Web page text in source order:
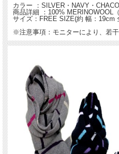
カラー ：SILVER・NAVY・
商品詳細 ：100% MERINOWOOL
サイズ：FREE SIZE(約 幅：19cm
※注意事項：モニターにより、若